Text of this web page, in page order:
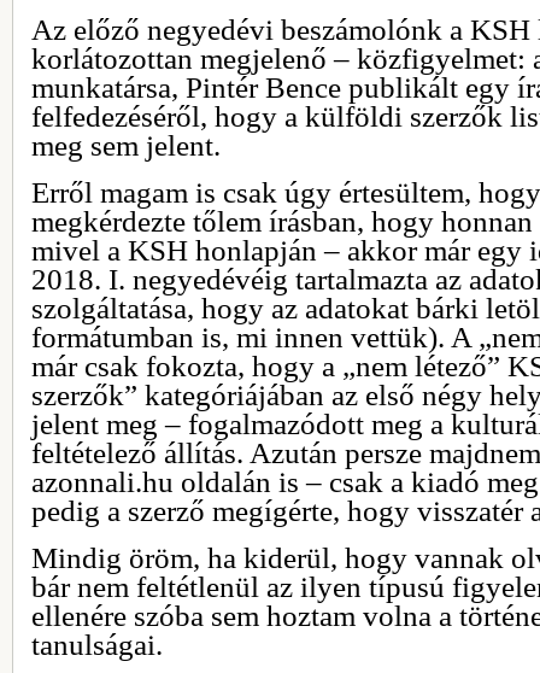
Az előző negyedévi beszámolónk a
korlátozottan megjelenő – közfigyelmet:
munkatársa, Pintér Bence publikált egy
felfedezéséről, hogy a külföldi szerzők
meg sem jelent.
Erről magam is csak úgy értesültem,
megkérdezte tőlem írásban, hogy
mivel a KSH honlapján – akkor már egy
2018. I. negyedévéig tartalmazta az
szolgáltatása, hogy az adatokat bárki
formátumban is, mi innen vettük). A
már csak fokozta, hogy a „nem létező”
szerzők” kategóriájában az első négy
jelent meg – fogalmazódott meg a
feltételező állítás. Azután persze
azonnali.hu oldalán is – csak a kiadó
pedig a szerző megígérte, hogy visszatér
Mindig öröm, ha kiderül, hogy vannak
bár nem feltétlenül az ilyen típusú
ellenére szóba sem hoztam volna a
tanulságai.